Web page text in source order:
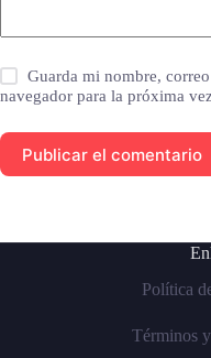
Guarda mi nombre,
navegador para la próxima
Publicar el comentario
Política
Términos